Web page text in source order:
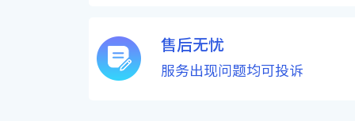
售后无忧
服务出现问题均可投诉